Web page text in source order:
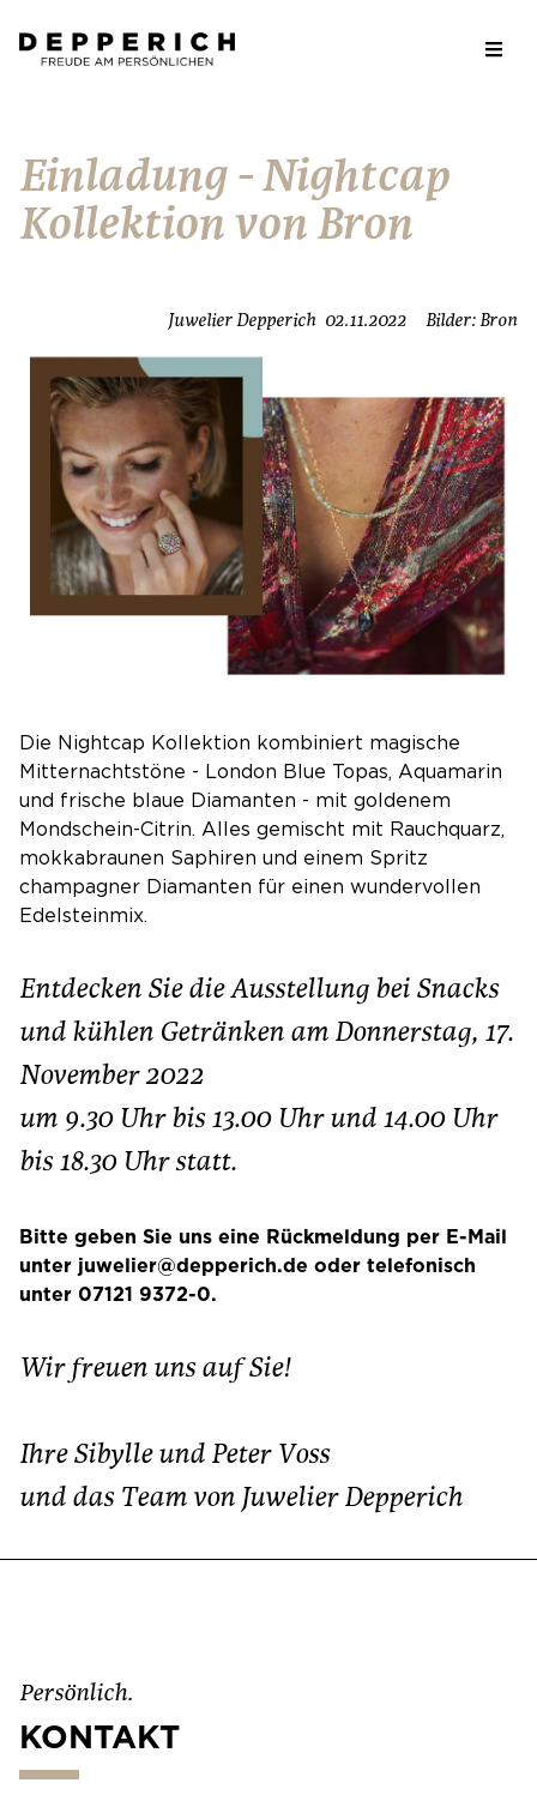
Einladung - Nightcap
Kollektion von Bron
Juwelier Depperich 02.11.2022 Bilder: Bron
Die Nightcap Kollektion kombiniert magische
Mitternachtstöne - London Blue Topas, Aquamarin
und frische blaue Diamanten - mit goldenem
Mondschein-Citrin. Alles gemischt mit Rauchquarz,
mokkabraunen Saphiren und einem Spritz
champagner Diamanten für einen wundervollen
Edelsteinmix.
Entdecken Sie die Ausstellung bei Snacks
und kühlen Getränken am Donnerstag, 17.
November 2022
um 9.30 Uhr bis 13.00 Uhr und 14.00 Uhr
bis 18.30 Uhr statt.
Bitte geben Sie uns eine Rückmeldung per E-Mail
unter juwelier@depperich.de oder telefonisch
unter 07121 9372-0.
Wir freuen uns auf Sie!
Ihre Sibylle und Peter Voss
und das Team von Juwelier Depperich
Persönlich.
KONTAKT